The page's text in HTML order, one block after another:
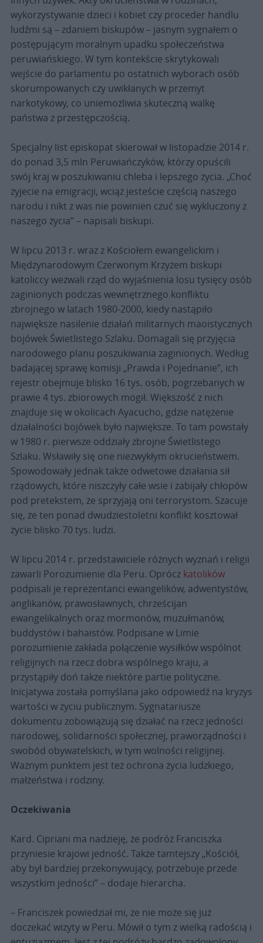
wykorzystywanie dzieci i kobiet czy proceder handlu
ludźmi są – zdaniem biskupów – jasnym sygnałem o
postępującym moralnym upadku społeczeństwa
peruwiańskiego. W tym kontekście skrytykowali
wejście do parlamentu po ostatnich wyborach osób
skorumpowanych czy uwikłanych w przemyt
narkotykowy, co uniemożliwia skuteczną walkę
państwa z przestępczością.
Specjalny list episkopat skierował w listopadzie 2014 r.
do ponad 3,5 mln Peruwiańczyków, którzy opuścili
swój kraj w poszukiwaniu chleba i lepszego życia. „Choć
żyjecie na emigracji, wciąż jesteście częścią naszego
narodu i nikt z was nie powinien czuć się wykluczony z
naszego życia” – napisali biskupi.
W lipcu 2013 r. wraz z Kościołem ewangelickim i
Międzynarodowym Czerwonym Krzyżem biskupi
katoliccy wezwali rząd do wyjaśnienia losu tysięcy osób
zaginionych podczas wewnętrznego konfliktu
zbrojnego w latach 1980-2000, kiedy nastąpiło
największe nasilenie działań militarnych maoistycznych
bojówek Świetlistego Szlaku. Domagali się przyjęcia
narodowego planu poszukiwania zaginionych. Według
badającej sprawę komisji „Prawda i Pojednanie”, ich
rejestr obejmuje blisko 16 tys. osób, pogrzebanych w
prawie 4 tys. zbiorowych mogił. Większość z nich
znajduje się w okolicach Ayacucho, gdzie natężenie
działalności bojówek było największe. To tam powstały
w 1980 r. pierwsze oddziały zbrojne Świetlistego
Szlaku. Wsławiły się one niezwykłym okrucieństwem.
Spowodowały jednak także odwetowe działania sił
rządowych, które niszczyły całe wsie i zabijały chłopów
pod pretekstem, że sprzyjają oni terrorystom. Szacuje
się, że ten ponad dwudziestoletni konflikt kosztował
życie blisko 70 tys. ludzi.
W lipcu 2014 r. przedstawiciele różnych wyznań i religii
zawarli Porozumienie dla Peru. Oprócz katolików
podpisali je reprezentanci ewangelików, adwentystów,
anglikanów, prawosławnych, chrześcijan
ewangelikalnych oraz mormonów, muzułmanów,
buddystów i bahaistów. Podpisane w Limie
porozumienie zakłada połączenie wysiłków wspólnot
religijnych na rzecz dobra wspólnego kraju, a
przystąpiły doń także niektóre partie polityczne.
Inicjatywa została pomyślana jako odpowiedź na kryzys
wartości w życiu publicznym. Sygnatariusze
dokumentu zobowiązują się działać na rzecz jedności
narodowej, solidarności społecznej, praworządności i
swobód obywatelskich, w tym wolności religijnej.
Ważnym punktem jest też ochrona życia ludzkiego,
małżeństwa i rodziny.
Oczekiwania
Kard. Cipriani ma nadzieję, że podróż Franciszka
przyniesie krajowi jedność. Także tamtejszy „Kościół,
aby był bardziej przekonywujący, potrzebuje przede
wszystkim jedności” – dodaje hierarcha.
– Franciszek powiedział mi, że nie może się już
doczekać wizyty w Peru. Mówił o tym z wielką radością i